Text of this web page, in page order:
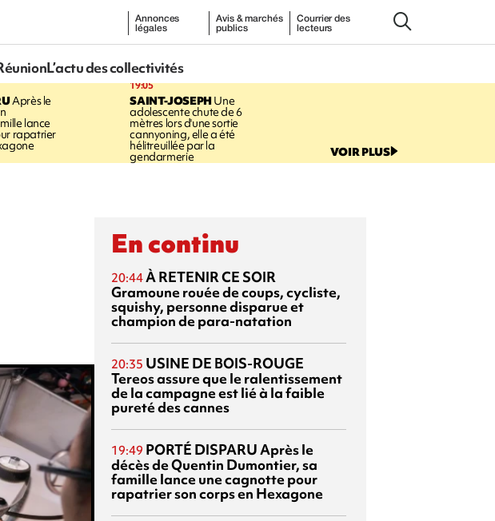
Annonces
légales
Avis & marchés
publics
Courrier des
lecteurs
L’actu des collectivités
Après le
lance
rapatrier
19:05
SAINT-JOSEPHUne
adolescente chute de 6
mètres lors d'une sortie
cannyoning, elle a été
hélitreuillée par la
gendarmerie VOIR PLUS
En continu
20:44À RETENIR CE SOIR
Gramoune rouée de coups, cycliste,
squishy, personne disparue et
champion de para-natation
20:35 USINE DE BOIS-ROUGE
Tereos assure que le ralentissement
de la campagne est lié à la faible
pureté des cannes
19:49 PORTÉ DISPARUAprès le
décès de Quentin Dumontier, sa
famille lance une cagnotte pour
rapatrier son corps en Hexagone